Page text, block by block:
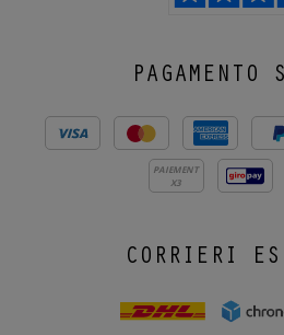
PAGAMENTO
PAIEMENT
X3
CORRIERI